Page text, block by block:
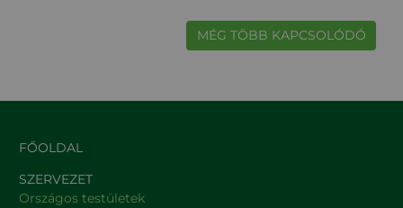
MÉG TÖBB KAPCSOLÓDÓ
FŐOLDAL
SZERVEZET
Országos testületek